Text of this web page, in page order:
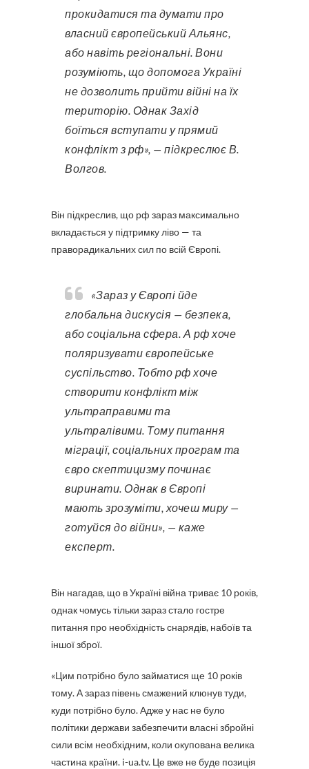
прокидатися та думати про
власний європейський Альянс,
або навіть регіональні. Вони
розуміють, що допомога Україні
не дозволить прийти війні на їх
територію. Однак Захід
боїться вступати у прямий
конфлікт з рф», — підкреслює В.
Волгов.
Він підкреслив, що рф зараз максимально
вкладається у підтримку ліво — та
праворадикальних сил по всій Європі.
«Зараз у Європі йде
глобальна дискусія — безпека,
або соціальна сфера. А рф хоче
поляризувати європейське
суспільство. Тобто рф хоче
створити конфлікт між
ультраправими та
ультралівими. Тому питання
міграції, соціальних програм та
євро скептицизму починає
виринати. Однак в Європі
мають зрозуміти, хочеш миру —
готуйся до війни», — каже
експерт.
Він нагадав, що в Україні війна триває 10 років,
однак чомусь тільки зараз стало гостре
питання про необхідність снарядів, набоїв та
іншої зброї.
«Цим потрібно було займатися ще 10 років
тому. А зараз півень смажений клюнув туди,
куди потрібно було. Адже у нас не було
політики держави забезпечити власні збройні
сили всім необхідним, коли окупована велика
частина країни. i-ua.tv. Це вже не буде позиція